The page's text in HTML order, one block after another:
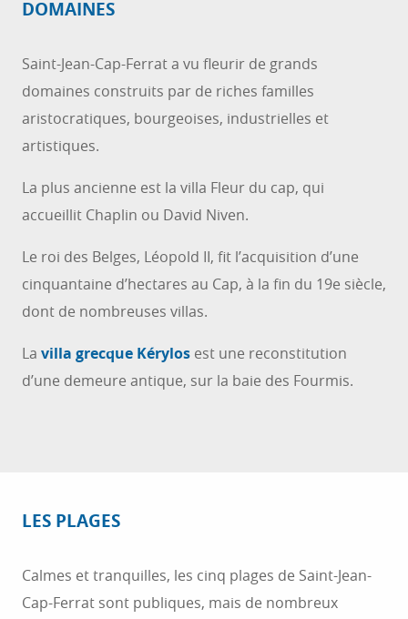
DOMAINES
Saint-Jean-Cap-Ferrat a vu fleurir de grands
domaines construits par de riches familles
aristocratiques, bourgeoises, industrielles et
artistiques.
La plus ancienne est la villa Fleur du cap, qui
accueillit Chaplin ou David Niven.
Le roi des Belges, Léopold II, fit l’acquisition d’une
cinquantaine d’hectares au Cap, à la fin du 19e siècle,
dont de nombreuses villas.
La villa grecque Kérylos est une reconstitution
d’une demeure antique, sur la baie des Fourmis.
LES PLAGES
Calmes et tranquilles, les cinq plages de Saint-Jean-
Cap-Ferrat sont publiques, mais de nombreux